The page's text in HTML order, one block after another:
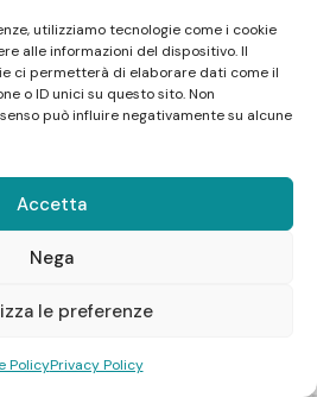
utilizziamo tecnologie come i cookie
alle informazioni del dispositivo. Il
ci permetterà di elaborare dati come il
o ID unici su questo sito. Non
può influire negativamente su alcune
Accetta
Nega
le preferenze
PolicyPrivacy Policy